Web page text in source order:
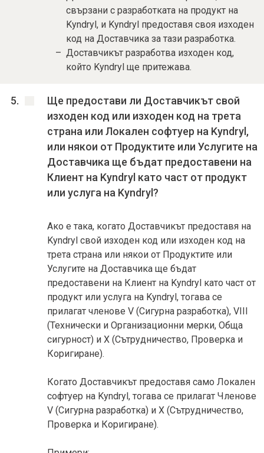
свързани с разработката на продукт на
Kyndryl, и Kyndryl предоставя своя изходен
код на Доставчика за тази разработка.
Доставчикът разработва изходен код,
който Kyndryl ще притежава.
Ще предостави ли Доставчикът свой
изходен код или изходен код на трета
страна или Локален софтуер на Kyndryl,
или някои от Продуктите или Услугите на
Доставчика ще бъдат предоставени на
Клиент на Kyndryl като част от продукт
или услуга на Kyndryl?
Ако е така, когато Доставчикът предоставя на
Kyndryl свой изходен код или изходен код на
трета страна или някои от Продуктите или
Услугите на Доставчика ще бъдат
предоставени на Клиент на Kyndryl като част от
продукт или услуга на Kyndryl, тогава се
прилагат членове V (Сигурна разработка), VIII
(Технически и Организационни мерки, Обща
сигурност) и X (Сътрудничество, Проверка и
Коригиране).
Когато Доставчикът предоставя само Локален
софтуер на Kyndryl, тогава се прилагат Членове
V (Сигурна разработка) и X (Сътрудничество,
Проверка и Коригиране).